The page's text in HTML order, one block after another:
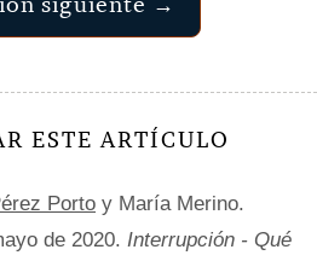
ESTE ARTÍCULO
Porto y María Merino.
de 2020. Interrupción - Qué